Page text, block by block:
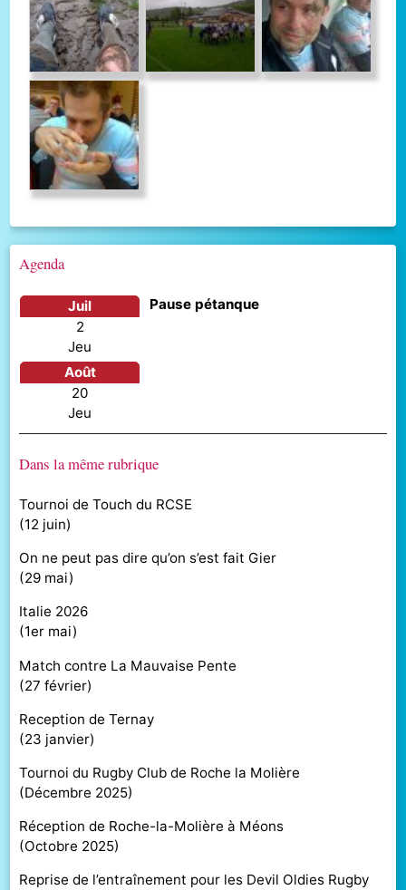
Agenda
juil
2
jeu
août
20
jeu
Pause pétanque
Dans la même rubrique
Tournoi de Touch du RCSE
(12 juin)
On ne peut pas dire qu’on s’est fait Gier
(29 mai)
Italie 2026
(1er mai)
Match contre La Mauvaise Pente
(27 février)
Reception de Ternay
(23 janvier)
Tournoi du Rugby Club de Roche la Molière
(Décembre 2025)
Réception de Roche-la-Molière à Méons
(Octobre 2025)
Reprise de l’entraînement pour les Devil Oldies Rugby